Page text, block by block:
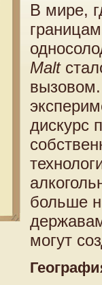
В мире,
Malt
дискурс
больше
могут